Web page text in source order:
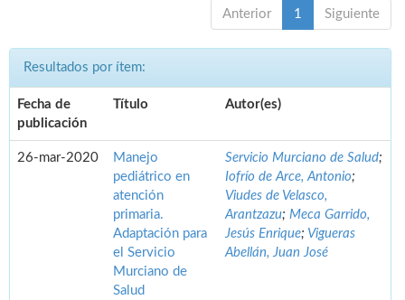
Anterior 1 Siguiente
Resultados por ítem:
Fecha de
publicación
Título Autor(es)
26-mar-2020
Manejo
pediátrico en
atención
primaria.
Adaptación para
el Servicio
Murciano de
Salud
Servicio Murciano de Salud;
Iofrío de Arce, Antonio;
Viudes de Velasco,
Arantzazu; Meca Garrido,
Jesús Enrique; Vigueras
Abellán, Juan José